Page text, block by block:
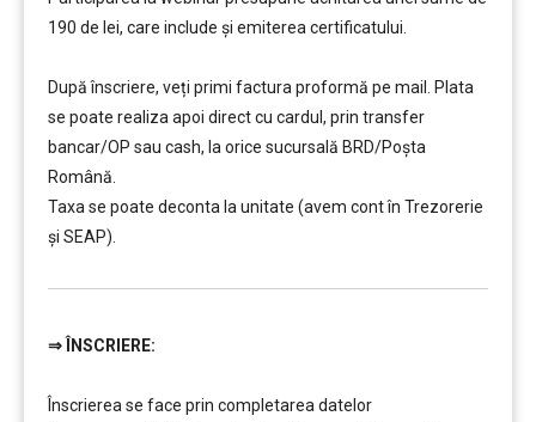
190 de lei, care include şi emiterea certificatului.
După înscriere, veți primi factura proformă pe mail. Plata
se poate realiza apoi direct cu cardul, prin transfer
bancar/OP sau cash, la orice sucursală BRD/Poșta
Română.
Taxa se poate deconta la unitate (avem cont în Trezorerie
și SEAP).
⇒ ÎNSCRIERE:
Înscrierea se face prin completarea datelor